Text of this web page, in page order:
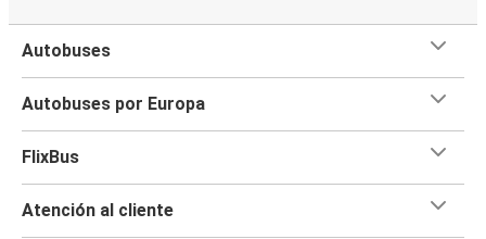
Autobuses
Autobuses por Europa
FlixBus
Atención al cliente